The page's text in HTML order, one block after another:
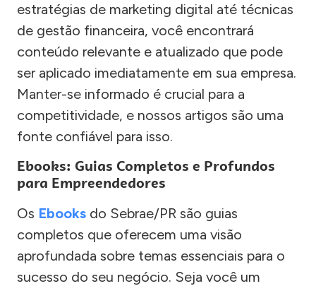
estratégias de marketing digital até técnicas
de gestão financeira, você encontrará
conteúdo relevante e atualizado que pode
ser aplicado imediatamente em sua empresa.
Manter-se informado é crucial para a
competitividade, e nossos artigos são uma
fonte confiável para isso.
Ebooks: Guias Completos e Profundos
para Empreendedores
Os Ebooks do Sebrae/PR são guias
completos que oferecem uma visão
aprofundada sobre temas essenciais para o
sucesso do seu negócio. Seja você um